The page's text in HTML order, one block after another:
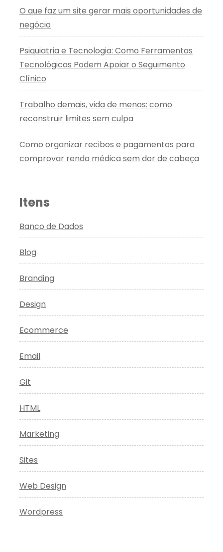
O que faz um site gerar mais oportunidades de
negócio
Psiquiatria e Tecnologia: Como Ferramentas
Tecnológicas Podem Apoiar o Seguimento
Clínico
Trabalho demais, vida de menos: como
reconstruir limites sem culpa
Como organizar recibos e pagamentos para
comprovar renda médica sem dor de cabeça
Itens
Banco de Dados
Blog
Branding
Design
Ecommerce
Email
Git
HTML
Marketing
Sites
Web Design
Wordpress